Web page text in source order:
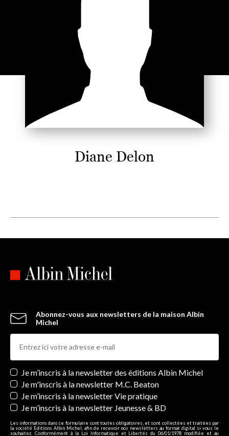
Diane Delon
Abonnez-vous aux newsletters de la maison Albin
Michel
Newsletters
Je m’inscris à la newsletter des éditions Albin Michel
Je m'inscris à la newsletter M.C. Beaton
Je m’inscris à la newsletter Vie pratique
Je m’inscris à la newsletter Jeunesse & BD
Les informations dans ce formulaire sont toutes obligatoires, et sont collectées et traitées par
la société Editions Albin Michel, afin de recevoir nos newsletters au format digital si vous le
souhaitez. Conformément à la Loi Informatique et Libertés du 06/01/1978 modifiée et au